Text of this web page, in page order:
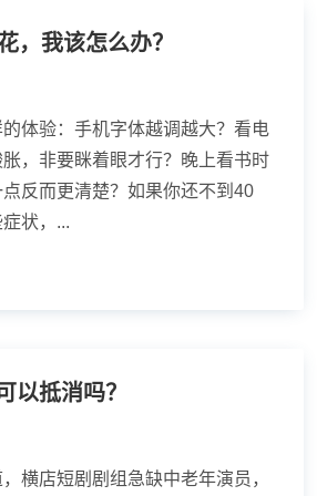
，我该怎么办？
体验：手机字体越调越大？看电
，非要眯着眼才行？晚上看书时
反而更清楚？如果你还不到40
状，...
以抵消吗？
横店短剧剧组急缺中老年演员，